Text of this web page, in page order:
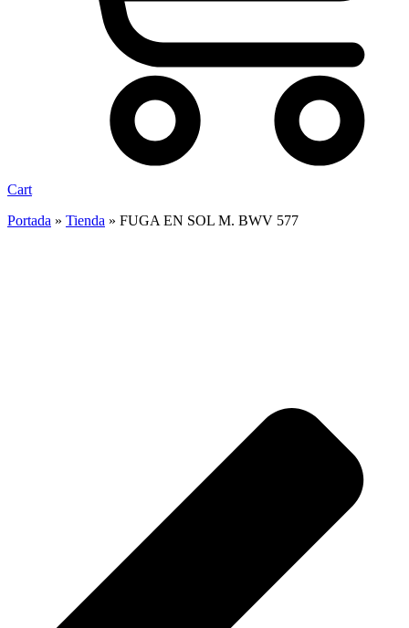
Cart
Portada » Tienda » FUGA EN SOL M. BWV 577